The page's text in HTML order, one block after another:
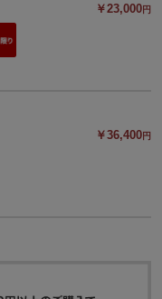
￥23,000円
￥36,400円